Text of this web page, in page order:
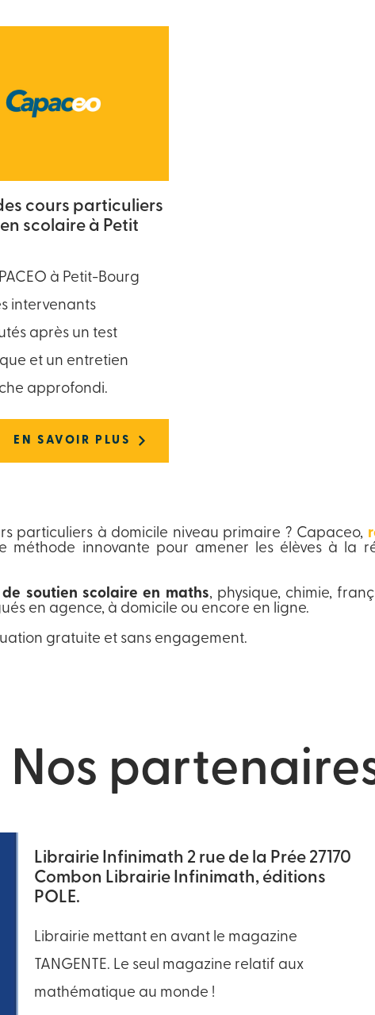
cours particuliers
scolaire à Petit
à Petit-Bourg
intervenants
après un test
et un entretien
approfondi.
EN SAVOIR PLUS
particuliers à domicile niveau primaire ? Capaceo,
méthode innovante pour amener les élèves à la
de soutien scolaire en maths, physique, chimie,
en agence, à domicile ou encore en ligne.
gratuite et sans engagement.
Nos
Librairie Infinimath 2 rue de la Prée 27170
Combon Librairie Infinimath, éditions
POLE.
Librairie mettant en avant le magazine
TANGENTE. Le seul magazine relatif aux
mathématique au monde !